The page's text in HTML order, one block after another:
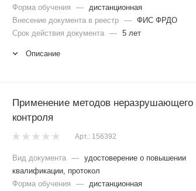
Форма обучения
— дистанционная
Внесение документа в реестр — ФИС ФРДО
Срок действия документа — 5 лет
Описание
Применение методов неразрушающего
контроля
Арт.: 156392
Вид документа — удостоверение о повышении
квалификации, протокол
Форма обучения
—
дистанционная